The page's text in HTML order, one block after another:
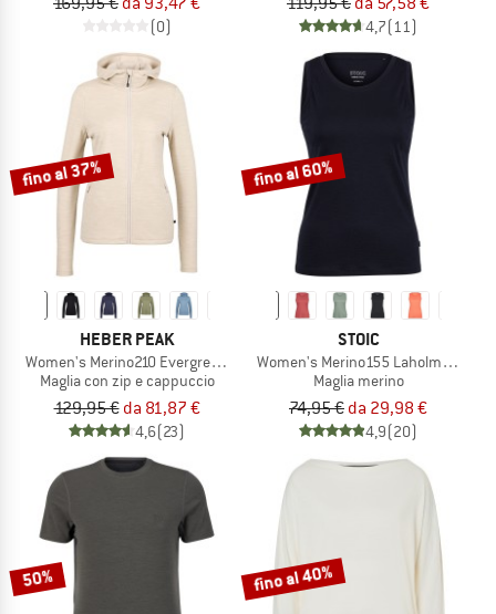
(0) 4,7(11)
fino al 37%
HEBER PEAK
Women's Merino210 EvergreenHe. Zip Hoody
Maglia con zip e cappuccio
129,95 € da 81,87 €
4,6(23)
fino al 60%
STOIC
Women's Merino155 LaholmSt. Tank
Maglia merino
74,95 € da 29,98 €
4,9(20)
50% fino al 40%